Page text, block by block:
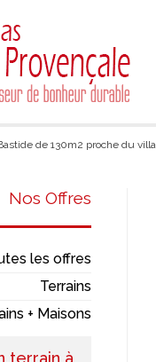
de 130m2 proche du
Nos Offres
les offres
Terrains
+ Maisons
terrain à